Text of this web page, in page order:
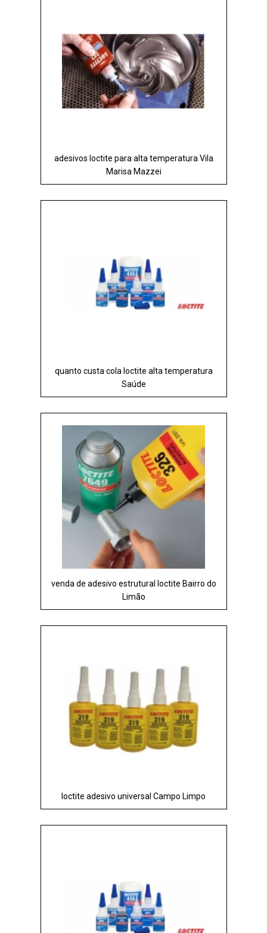
adesivos loctite para alta temperatura Vila
Marisa Mazzei
quanto custa cola loctite alta temperatura
Saúde
venda de adesivo estrutural loctite Bairro do
Limão
loctite adesivo universal Campo Limpo